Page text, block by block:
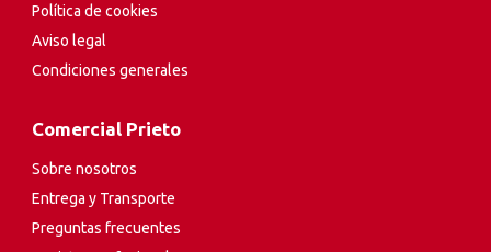
Política de cookies
Aviso legal
Condiciones generales
Comercial Prieto
Sobre nosotros
Entrega y Transporte
Preguntas frecuentes